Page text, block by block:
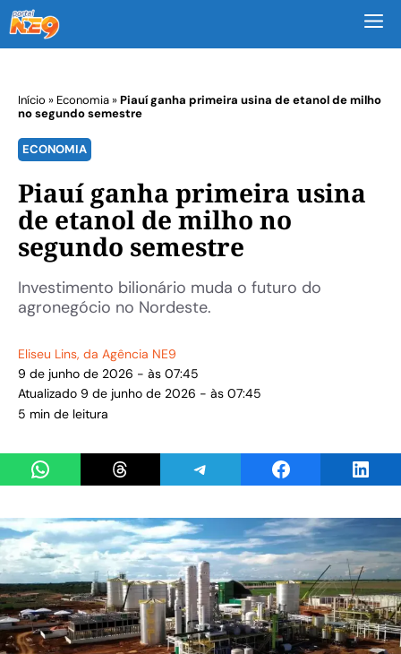
Início » Economia»Piauí ganha primeira usina de etanol de milho
no segundo semestre
ECONOMIA
Piauí ganha primeira usina
de etanol de milho no
segundo semestre
Investimento bilionário muda o futuro do
agronegócio no Nordeste.
Eliseu Lins, da Agência NE9
9 de junho de 2026 - às 07:45
Atualizado 9 de junho de 2026 - às 07:45
5 min de leitura
Share on WhatsAppShare on ThreadsShare on TelegramShare on Facebook